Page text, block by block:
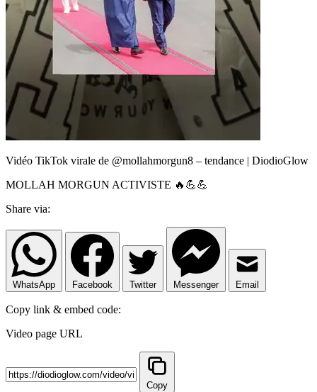
Vidéo TikTok virale de @mollahmorgun8 – tendance | DiodioGlow
MOLLAH MORGUN ACTIVISTE 🔥💪💪
Share via:
WhatsApp Facebook Twitter Messenger Email
Copy link & embed code:
Video page URL
Copy